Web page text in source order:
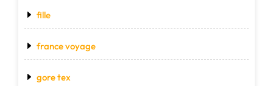
fille
france voyage
gore tex